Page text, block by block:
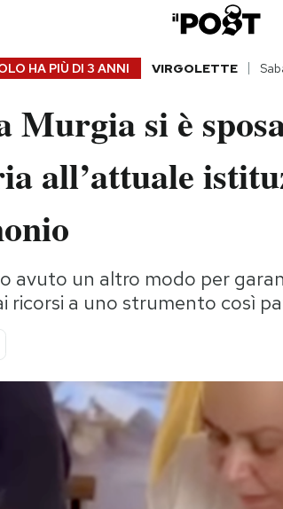
HA PIÙ DI 3 ANNI VIRGOLETTE
Murgia si è
all’attuale
avuto un altro modo per
ricorsi a uno strumento così